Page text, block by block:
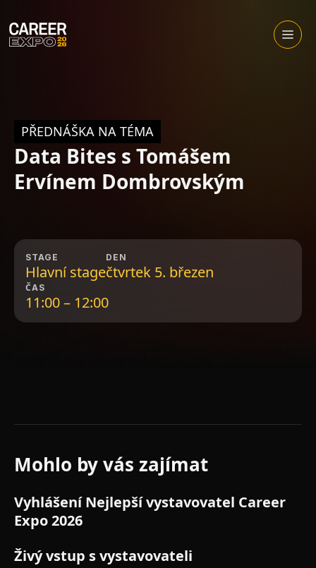
to
content
Otevřít
menu
PŘEDNÁŠKA NA TÉMA
Data Bites s Tomášem
Ervínem Dombrovským
STAGE
Hlavní stage
DEN
čtvrtek 5. březen
ČAS
11:00 – 12:00
Mohlo by vás zajímat
HLAVNÍ STAGE
Vyhlášení Nejlepší vystavovatel Career
Expo 2026
HLAVNÍ STAGE
Živý vstup s vystavovateli